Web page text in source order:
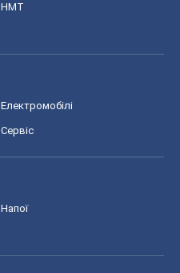
НМТ
Електромобілі
Сервіс
Напої